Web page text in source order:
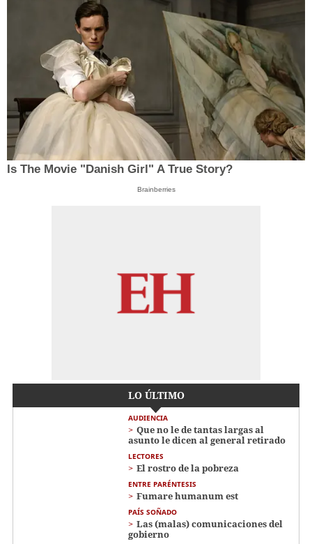
Is The Movie "Danish Girl" A True Story?
Brainberries
LO ÚLTIMO
AUDIENCIA
Que no le de tantas largas al
asunto le dicen al general retirado
LECTORES
El rostro de la pobreza
ENTRE PARÉNTESIS
Fumare humanum est
PAÍS SOÑADO
Las (malas) comunicaciones del
gobierno